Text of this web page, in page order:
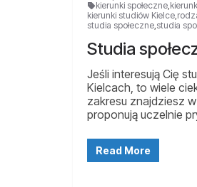
kierunki społeczne,
kierunki studiów Kielce,
studia społeczne,studia
Studia
Jeśli interesują Cię
Kielcach, to wiele
zakresu znajdziesz
proponują uczelnie
Read More